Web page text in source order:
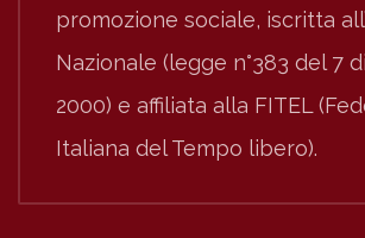
promozione sociale, iscritta
Nazionale (legge n°383 del 7
2000) e affiliata alla FITEL
Italiana del Tempo libero).